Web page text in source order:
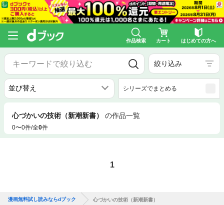
作品検索 カート はじめての方へ
絞り込み
シリーズでまとめる
心づかいの技術（新潮新書） の作品一覧
0〜0件/全0件
1
漫画無料試し読みならdブック 心づかいの技術（新潮新書）